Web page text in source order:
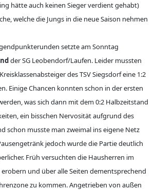
hätte auch keinen Sieger verdient gehabt)
welche die Jungs in die neue Saison nehmen
setzte am Sonntag
der SG Leobendorf/Laufen. Leider mussten
des TSV Siegsdorf eine 1:2
Einige Chancen konnten schon in der ersten
was sich dann mit dem 0:2 Halbzeitstand
ein bisschen Nervosität aufgrund des
schon musste man zweimal ins eigene Netz
jedoch wurde die Partie deutlich
Früh versuchten die Hausherren im
und über alle Seiten dementsprechend
zu kommen. Angetrieben von außen